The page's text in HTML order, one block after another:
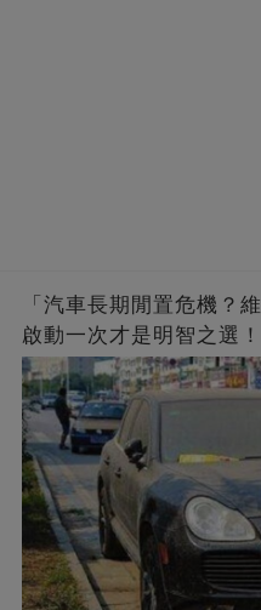
「汽車長期閒置危機？
啟動一次才是明智之選！